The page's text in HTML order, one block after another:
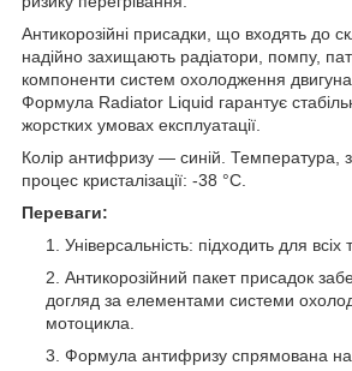
Антикорозійні присадки, що входять до
надійно захищають радіатори, помпу,
компоненти систем охолодження двигуна
Формула Radiator Liquid гарантує
жорстких умовах експлуатації.
Колір антифризу — синій. Температура,
процес кристалізації: -38 °C.
Переваги:
Універсальність: підходить для всіх
Антикорозійний пакет присадок
догляд за елементами системи
мотоцикла.
Формула антифризу спрямована